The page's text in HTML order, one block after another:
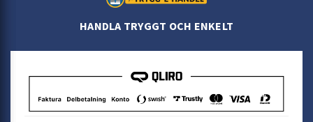
HANDLA TRYGGT OCH ENKELT